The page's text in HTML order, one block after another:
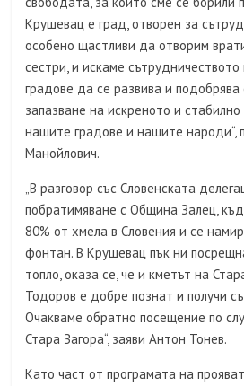
Крушевац е град, отворен за
особено щастливи да отворим
сестри, и искаме
градове да се развива и подобрява
запазване на искреното и
нашите градове и нашите народи“,
Манойлович.
„В разговор със Словенската
побратимяване с Община Залец,
80% от хмела в Словения и се
фонтан. В Крушевац пък ни
топло, оказа се, че и кметът на
Тодоров е добре познат и получи
Очакваме обратно посещение по
Стара Загора“, заяви Антон Тонев.
Като част от програмата на